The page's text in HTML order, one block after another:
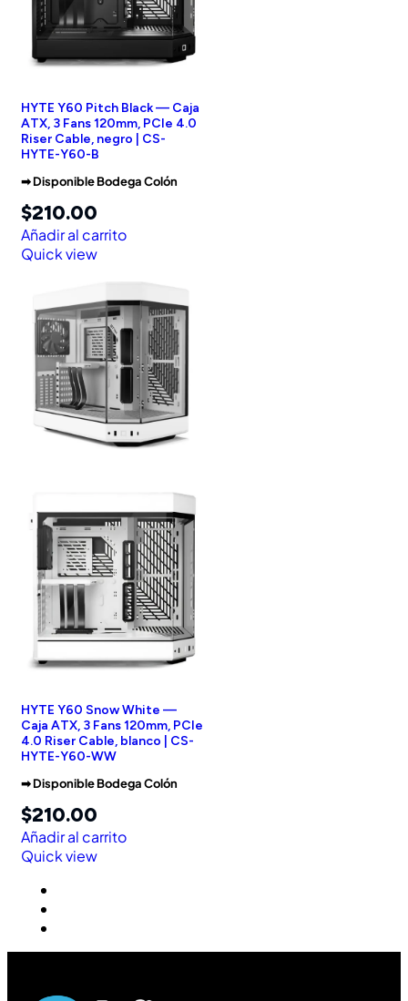
HYTE Y60 Pitch Black — Caja
ATX, 3 Fans 120mm, PCIe 4.0
Riser Cable, negro | CS-
HYTE-Y60-B
➡︎ Disponible Bodega Colón
$210.00
Añadir al carrito
Quick view
HYTE Y60 Snow White —
Caja ATX, 3 Fans 120mm, PCIe
4.0 Riser Cable, blanco | CS-
HYTE-Y60-WW
➡︎ Disponible Bodega Colón
$210.00
Añadir al carrito
Quick view